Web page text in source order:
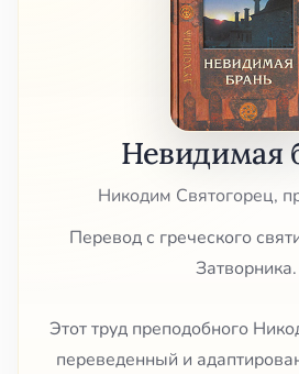
Невидимая
Никодим Святогорец,
Перевод с греческого
Затворника.
Этот труд преподобного
переведенный и